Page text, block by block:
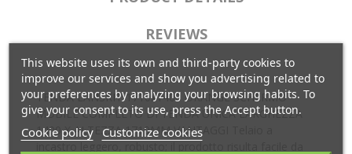
REVIEWS
TENDA LANSKIT 1710x1400 ORANGE SCHERMO
MOBILE COMPLETO DI TENDA UNICA LARGHEZZA
1400 X ALTEZZA 1710MM VANTAGGI Telaio a
This website uses its own and third-party cookies to
improve our services and show you advertising related to
your preferences by analyzing your browsing habits. To
give your consent to its use, press the Accept button.
Cookie policy Customize cookies